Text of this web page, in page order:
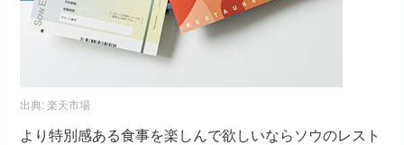
出典:楽天市場
より特別感ある食事を楽しんで欲しいならソウのレスト